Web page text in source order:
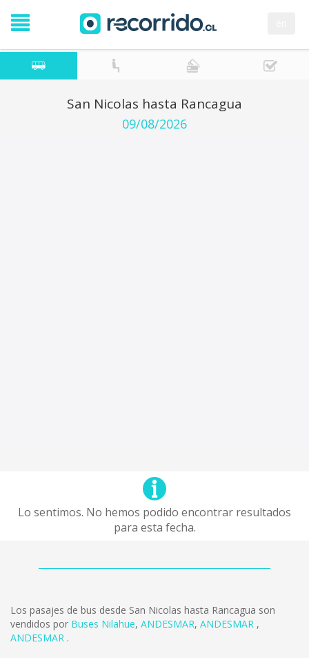
San Nicolas hasta Rancagua
09/08/2026
Lo sentimos. No hemos podido encontrar resultados
para esta fecha.
Los pasajes de bus desde San Nicolas hasta Rancagua son
vendidos por Buses Nilahue, ANDESMAR, ANDESMAR ,
ANDESMAR .